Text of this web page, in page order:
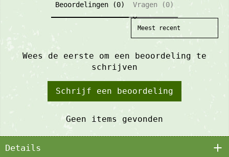
Beoordelingen (0) Vragen (0)
Wees de eerste om een beoordeling te
schrijven
Schrijf een beoordeling
Geen items gevonden
Details